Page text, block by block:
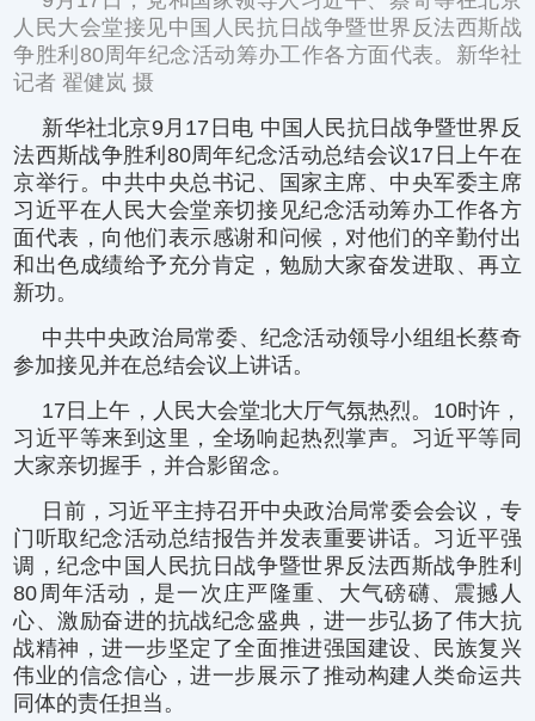
人民大会堂接见中国人民抗日战争暨世界反法西斯战
争胜利80周年纪念活动筹办工作各方面代表。新华社
记者 翟健岚 摄
新华社北京9月17日电 中国人民抗日战争暨世界反
法西斯战争胜利80周年纪念活动总结会议17日上午在
京举行。中共中央总书记、国家主席、中央军委主席
习近平在人民大会堂亲切接见纪念活动筹办工作各方
面代表，向他们表示感谢和问候，对他们的辛勤付出
和出色成绩给予充分肯定，勉励大家奋发进取、再立
新功。
中共中央政治局常委、纪念活动领导小组组长蔡奇
参加接见并在总结会议上讲话。
17日上午，人民大会堂北大厅气氛热烈。10时许，
习近平等来到这里，全场响起热烈掌声。习近平等同
大家亲切握手，并合影留念。
日前，习近平主持召开中央政治局常委会会议，专
门听取纪念活动总结报告并发表重要讲话。习近平强
调，纪念中国人民抗日战争暨世界反法西斯战争胜利
80周年活动，是一次庄严隆重、大气磅礴、震撼人
心、激励奋进的抗战纪念盛典，进一步弘扬了伟大抗
战精神，进一步坚定了全面推进强国建设、民族复兴
伟业的信念信心，进一步展示了推动构建人类命运共
同体的责任担当。